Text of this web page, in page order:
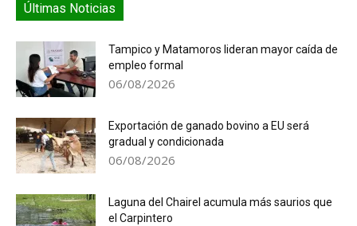
Últimas Noticias
Tampico y Matamoros lideran mayor caída de
empleo formal
06/08/2026
Exportación de ganado bovino a EU será
gradual y condicionada
06/08/2026
Laguna del Chairel acumula más saurios que
el Carpintero